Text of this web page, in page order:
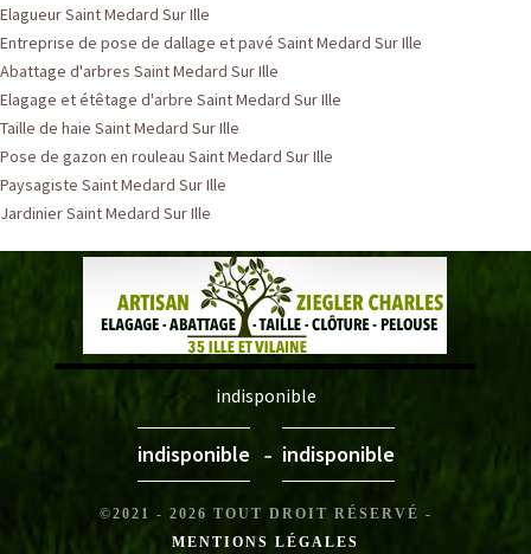
Elagueur Saint Medard Sur Ille
Entreprise de pose de dallage et pavé Saint Medard Sur Ille
Abattage d'arbres Saint Medard Sur Ille
Elagage et étêtage d'arbre Saint Medard Sur Ille
Taille de haie Saint Medard Sur Ille
Pose de gazon en rouleau Saint Medard Sur Ille
Paysagiste Saint Medard Sur Ille
Jardinier Saint Medard Sur Ille
indisponible
indisponible - indisponible
©2021 - 2026 TOUT DROIT RÉSERVÉ -
MENTIONS LÉGALES